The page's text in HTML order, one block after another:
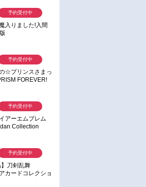
入りました!入間
予約受付中
の☆プリンスさまっ
FOREVER!
予約受付中
アーエムブレム
Collection
予約受付中
】刀剣乱舞
カードコレクショ
予約受付中